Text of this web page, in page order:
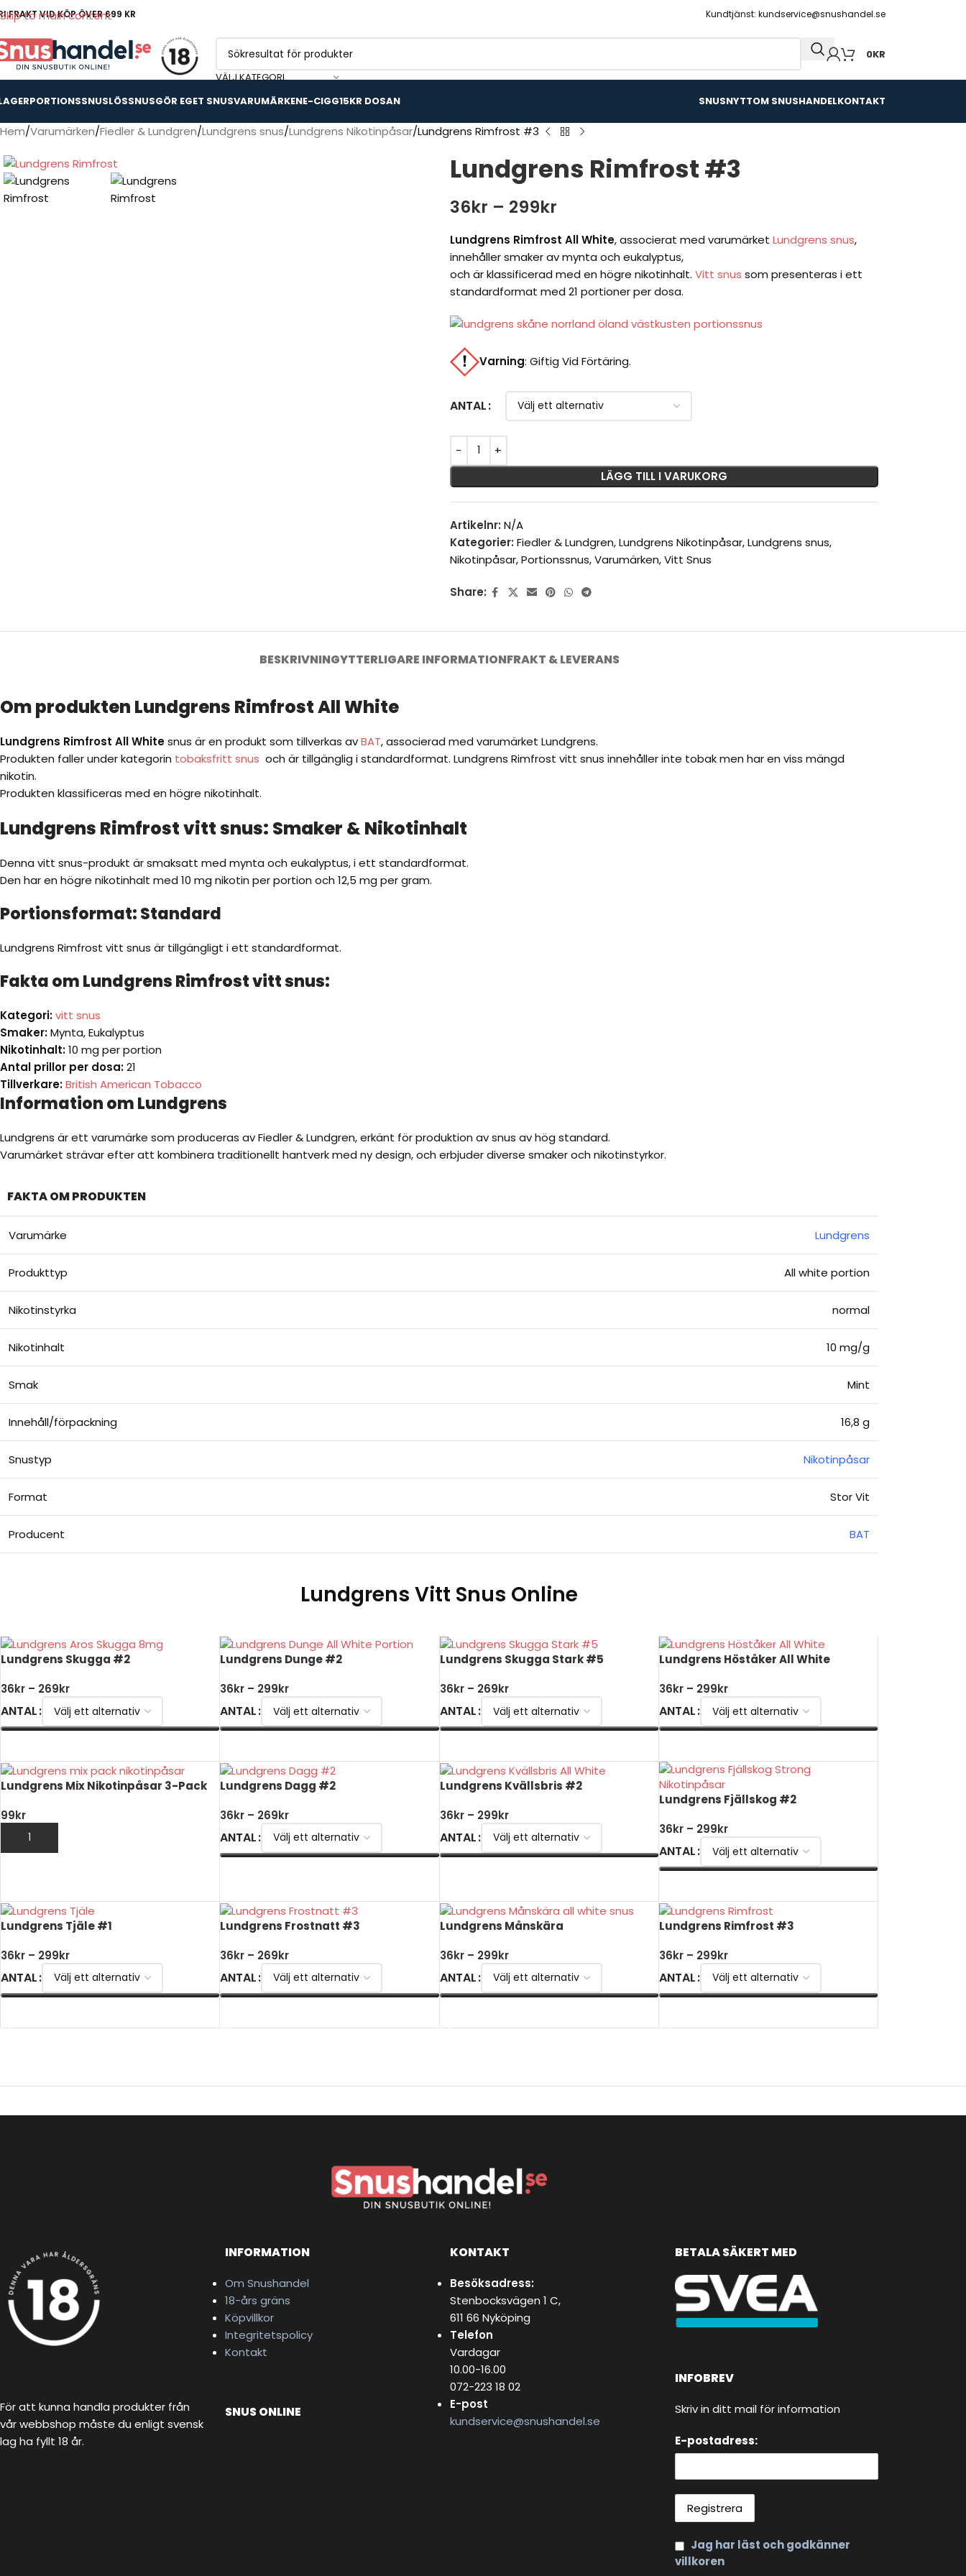
Skip to main content
FRAKT VID KÖP ÖVER 699 KR Kundtjänst: kundservice@snushandel.se
VÄLJ KATEGORI
0KR
PORTIONSSNUSLÖSSNUSGÖR EGET SNUSVARUMÄRKENE-CIGG15KR DOSAN SNUSNYTTOM SNUSHANDELKONTAKT
Hem Varumärken Fiedler & Lundgren Lundgrens snus Lundgrens Nikotinpåsar Lundgrens Rimfrost #3
Lundgrens Rimfrost #3
36kr – 299kr
Lundgrens Rimfrost All White, associerat med varumärket Lundgrens snus,
innehåller smaker av mynta och eukalyptus,
och är klassificerad med en högre nikotinhalt. Vitt snus som presenteras i ett
standardformat med 21 portioner per dosa.
Varning: Giftig Vid Förtäring.
ANTAL
LÄGG TILL I VARUKORG
Artikelnr: N/A
Kategorier: Fiedler & Lundgren,Lundgrens Nikotinpåsar,Lundgrens snus,
Nikotinpåsar,Portionssnus,Varumärken,Vitt Snus
Share:
BESKRIVNINGYTTERLIGARE INFORMATIONFRAKT & LEVERANS
Om produkten Lundgrens Rimfrost All White
Lundgrens Rimfrost All Whitesnus är en produkt som tillverkas avBAT, associerad med varumärket Lundgrens.
Produkten faller under kategorin tobaksfritt snus och är tillgänglig i standardformat. Lundgrens Rimfrost vitt snus innehåller inte tobak men har en viss mängd
nikotin.
Produkten klassificeras med en högre nikotinhalt.
Lundgrens Rimfrost vitt snus: Smaker & Nikotinhalt
Denna vitt snus-produkt är smaksatt med mynta och eukalyptus, i ett standardformat.
Den har en högre nikotinhalt med 10 mg nikotin per portion och 12,5 mg per gram.
Portionsformat: Standard
Lundgrens Rimfrost vitt snus är tillgängligt i ett standardformat.
Fakta om Lundgrens Rimfrost vitt snus:
Kategori:vitt snus
Smaker:Mynta, Eukalyptus
Nikotinhalt:10 mg per portion
Antal prillor per dosa:21
Tillverkare:British American Tobacco
Information om Lundgrens
Lundgrens är ett varumärke som produceras av Fiedler & Lundgren, erkänt för produktion av snus av hög standard.
Varumärket strävar efter att kombinera traditionellt hantverk med ny design, och erbjuder diverse smaker och nikotinstyrkor.
FAKTA OM PRODUKTEN
Varumärke Lundgrens
Produkttyp All white portion
Nikotinstyrka normal
Nikotinhalt 10 mg/g
Smak Mint
Innehåll/förpackning 16,8 g
Snustyp Nikotinpåsar
Format Stor Vit
Producent BAT
Lundgrens Vitt Snus Online
Lundgrens Skugga #2
36kr – 269kr
ANTAL
Lundgrens Dunge #2
36kr – 299kr
ANTAL
Lundgrens Skugga Stark #5
36kr – 269kr
ANTAL
Lundgrens Höståker All White
36kr – 299kr
ANTAL
Lundgrens Mix Nikotinpåsar 3-Pack
99kr
LÄGG TILL I VARUKORG
Lundgrens Dagg #2
36kr – 269kr
ANTAL
Lundgrens Kvällsbris #2
36kr – 299kr
ANTAL
Lundgrens Fjällskog #2
36kr – 299kr
ANTAL
Lundgrens Tjäle #1
36kr – 299kr
ANTAL
Lundgrens Frostnatt #3
36kr – 269kr
ANTAL
Lundgrens Månskära
36kr – 299kr
ANTAL
Lundgrens Rimfrost #3
36kr – 299kr
ANTAL
För att kunna handla produkter från
vår webbshop måste du enligt svensk
lag ha fyllt 18 år.
INFORMATION
Om Snushandel
18-års gräns
Köpvillkor
Integritetspolicy
Kontakt
SNUS ONLINE
KONTAKT
Besöksadress:
Stenbocksvägen 1 C,
611 66 Nyköping
Telefon
Vardagar
10.00-16.00
072-223 18 02
E-post
kundservice@snushandel.se
BETALA SÄKERT MED
INFOBREV
Skriv in ditt mail för information
E-postadress:
Jag har läst och godkänner
villkoren